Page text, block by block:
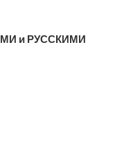
и РУССКИМИ